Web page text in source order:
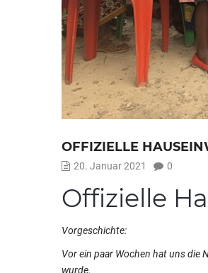
OFFIZIELLE
20. Januar 2021 0
Offizielle
Vorgeschichte:
Vor ein paar Wochen hat uns die
wurde.